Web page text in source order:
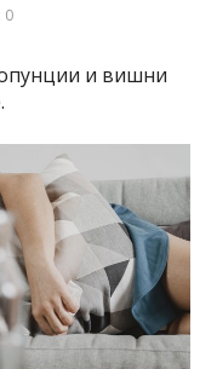
0
и вишни